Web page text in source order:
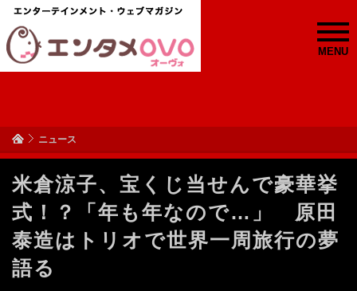
MENU
ニュース
米倉涼子、宝くじ当せんで豪華挙
式！？「年も年なので…」 原田
泰造はトリオで世界一周旅行の夢
語る